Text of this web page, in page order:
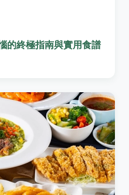
的終極指南與實用食譜